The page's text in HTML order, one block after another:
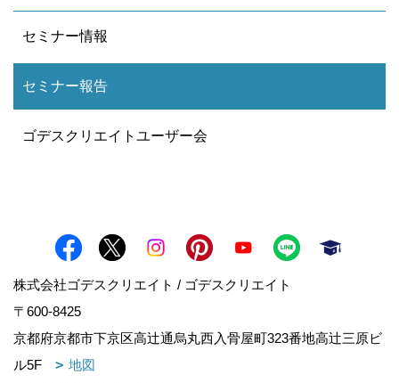
セミナー情報
セミナー報告
ゴデスクリエイトユーザー会
株式会社ゴデスクリエイト / ゴデスクリエイト
〒600-8425
京都府京都市下京区高辻通烏丸西入骨屋町323番地高辻三原ビ
ル5F
地図